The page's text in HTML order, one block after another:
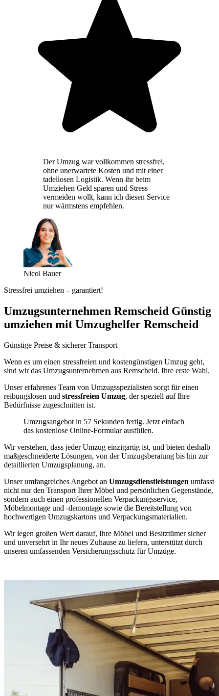
Der Umzug war vollkommen stressfrei,
ohne unerwartete Kosten und mit einer
tadellosen Logistik. Wenn ihr beim
Umziehen Geld sparen und Stress
vermeiden wollt, kann ich diesen Service
nur wärmstens empfehlen.
Nicol Bauer
Stressfrei umziehen – garantiert!
Umzugsunternehmen Remscheid Günstig
umziehen mit Umzughelfer Remscheid
Günstige Preise & sicherer Transport
Wenn es um einen stressfreien und kostengünstigen Umzug geht,
sind wir das Umzugsunternehmen aus Remscheid. Ihre erste Wahl.
Unser erfahrenes Team von Umzugsspezialisten sorgt für einen
reibungslosen und stressfreien Umzug, der speziell auf Ihre
Bedürfnisse zugeschnitten ist.
Umzugsangebot in 57 Sekunden fertig. Jetzt einfach
das kostenlose Online-Formular ausfüllen.
Wir verstehen, dass jeder Umzug einzigartig ist, und bieten deshalb
maßgeschneiderte Lösungen, von der Umzugsberatung bis hin zur
detaillierten Umzugsplanung, an.
Unser umfangreiches Angebot an Umzugsdienstleistungen umfasst
nicht nur den Transport Ihrer Möbel und persönlichen Gegenstände,
sondern auch einen professionellen Verpackungsservice,
Möbelmontage und -demontage sowie die Bereitstellung von
hochwertigen Umzugskartons und Verpackungsmaterialien.
Wir legen großen Wert darauf, Ihre Möbel und Besitztümer sicher
und unversehrt in Ihr neues Zuhause zu liefern, unterstützt durch
unseren umfassenden Versicherungsschutz für Umzüge.